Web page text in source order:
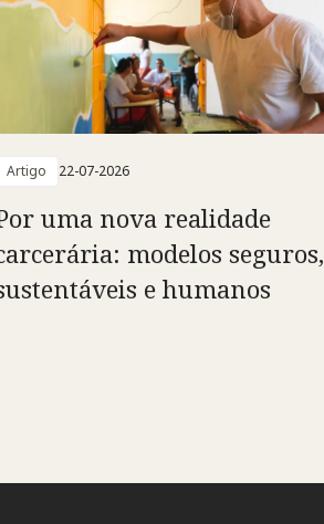
Artigo 22-07-2026
uma nova realidade
modelos seguros,
e humanos